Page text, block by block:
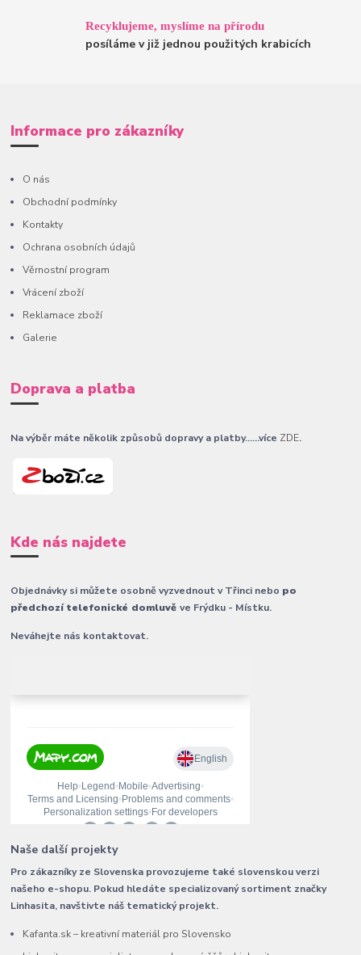
Recyklujeme, myslíme na přírodu
posíláme v již jednou použitých krabicích
Informace pro zákazníky
O nás
Obchodní podmínky
Kontakty
Ochrana osobních údajů
Věrnostní program
Vrácení zboží
Reklamace zboží
Galerie
Doprava a platba
Na výběr máte několik způsobů dopravy a platby......více ZDE.
Kde nás najdete
Objednávky si můžete osobně vyzvednout v Třinci nebo po
předchozí telefonické domluvěve Frýdku - Místku.
Neváhejte nás kontaktovat.
Naše další projekty
Pro zákazníky ze Slovenska provozujeme také slovenskou verzi
našeho e-shopu. Pokud hledáte specializovaný sortiment značky
Linhasita, navštivte náš tematický projekt.
Kafanta.sk – kreativní materiál pro Slovensko